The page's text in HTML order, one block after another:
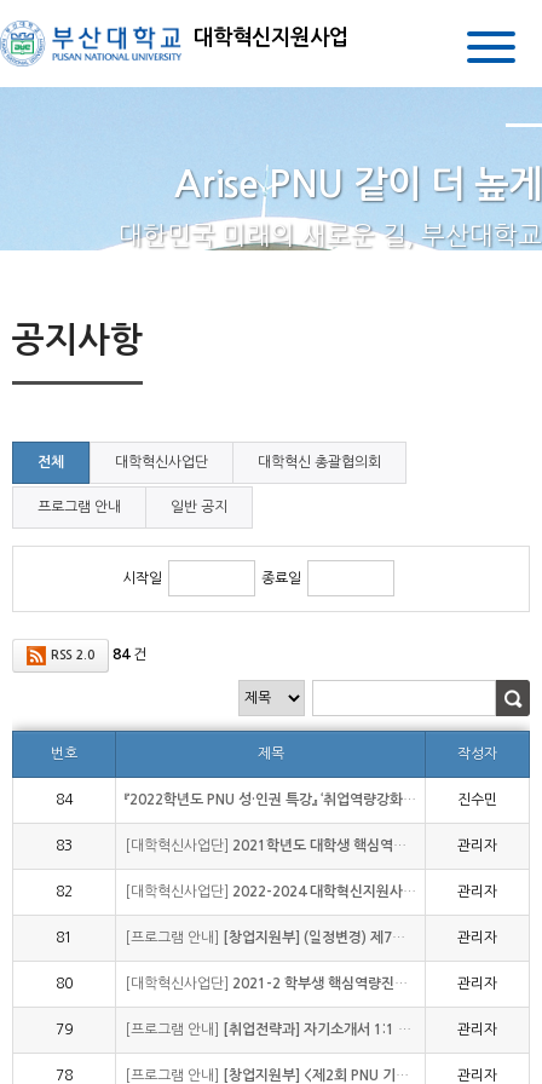
대학혁신지원사업
Arise PNU 같이 더 높게
대한민국 미래의 새로운 길, 부산대학교
공지사항
전체 대학혁신사업단 대학혁신 총괄협의회
프로그램 안내 일반 공지
시작일 종료일
RSS 2.0 84건
번호 제목 작성자
84 『2022학년도 PNU 성·인권 특강』 ‘취업역량강화를 위한 성인지 UP! UP! 개최 안 진수민
83 [대학혁신사업단] 2021학년도 대학생 핵심역량 진단(K-CESA) 결과공유회 개최 안내 관리자
82 [대학혁신사업단] 2022-2024 대학혁신지원사업 자율혁신계획 설명회 개최 안내 관리자
81 [프로그램 안내] [창업지원부] (일정변경) 제7회 우수기술 사업화 테크톤 경진대회 참가자 모집 공고 관리자
80 [대학혁신사업단] 2021-2 학부생 핵심역량진단(PNU-CESA) 안내(문화상품권 추첨 증정) (~22.1 관리자
79 [프로그램 안내] [취업전략과] 자기소개서 1:1 클리닉 참여자 모집 (~22.1.7.금) 관리자
78 [프로그램 안내] [창업지원부] <제2회 PNU 기업가정신데이> 개최 및 모집 공고 (~22.1. 관리자